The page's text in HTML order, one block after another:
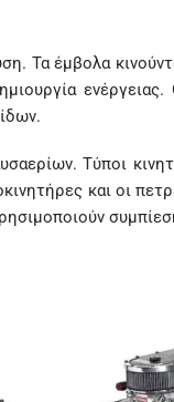
Τα έμβολα
Τύποι
και οι